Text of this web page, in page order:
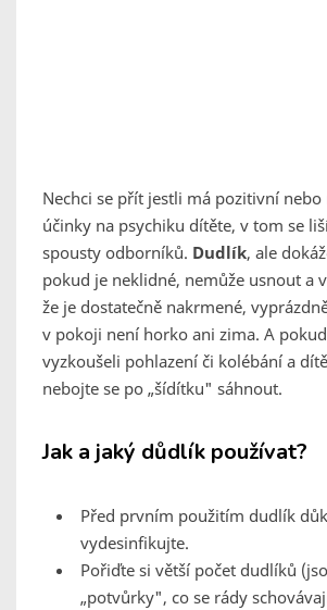
Nechci se přít jestli má pozitivní
účinky na psychiku dítěte, v tom se
spousty odborníků. Dudlík, ale
pokud je neklidné, nemůže usnout a
že je dostatečně nakrmené,
v pokoji není horko ani zima. A
vyzkoušeli pohlazení či kolébání a
nebojte se po „šídítku" sáhnout.
Jak a jaký důdlík používat?
Před prvním použitím dudlík
vydesinfikujte.
Pořiďte si větší počet dudlíků
„potvůrky", co se rády